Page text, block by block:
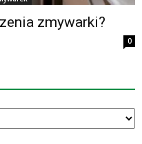
zmywarki?
0